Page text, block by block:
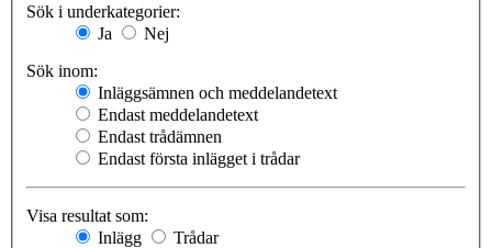
Sök i underkategorier:
Ja
Nej
Sök inom:
Inläggsämnen och meddelandetext
Endast meddelandetext
Endast trådämnen
Endast första inlägget i trådar
Visa resultat som:
Inlägg
Trådar